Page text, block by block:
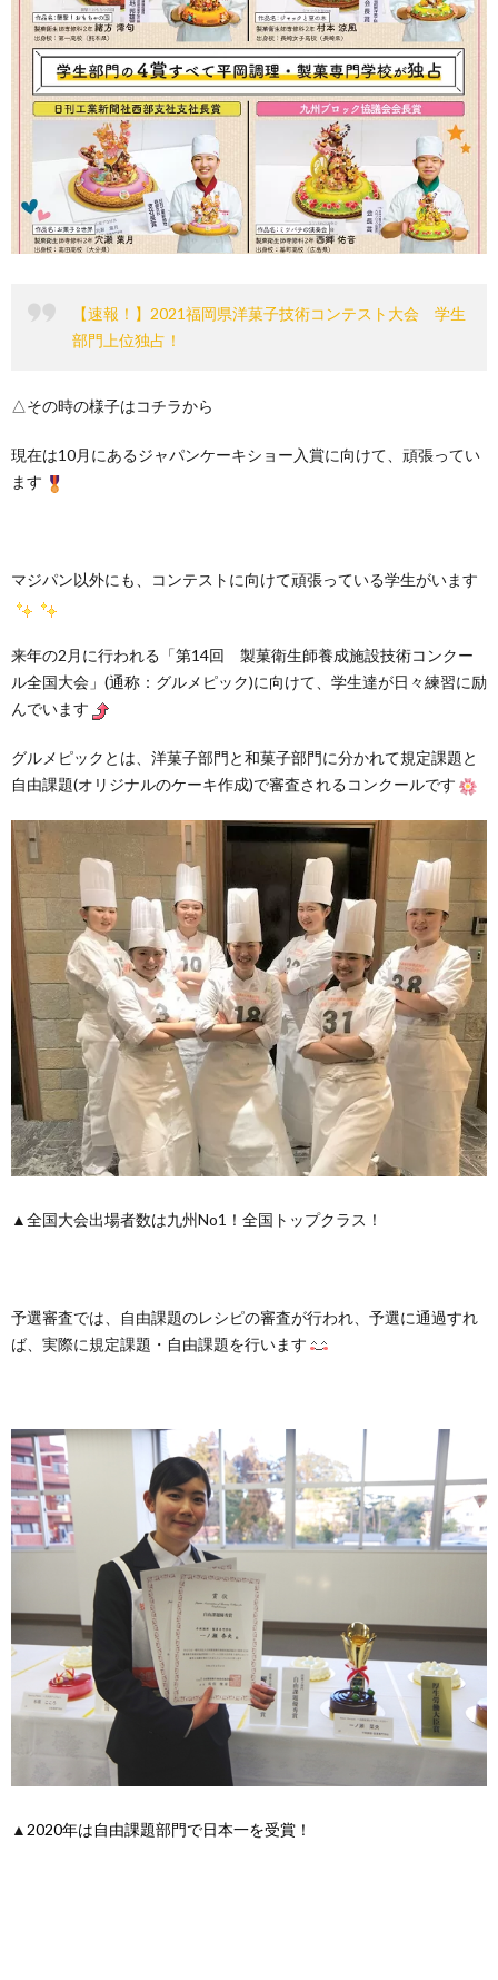
【速報！】2021福岡県洋菓子技術コンテスト大会 学生
部門上位独占！
△その時の様子はコチラから
現在は10月にあるジャパンケーキショー入賞に向けて、頑張ってい
ます
マジパン以外にも、コンテストに向けて頑張っている学生がいます
来年の2月に行われる「第14回 製菓衛生師養成施設技術コンクー
ル全国大会」(通称：グルメピック)に向けて、学生達が日々練習に励
んでいます
グルメピックとは、洋菓子部門と和菓子部門に分かれて規定課題と
自由課題(オリジナルのケーキ作成)で審査されるコンクールです
▲全国大会出場者数は九州No1！全国トップクラス！
予選審査では、自由課題のレシピの審査が行われ、予選に通過すれ
ば、実際に規定課題・自由課題を行います
▲ 2020年は自由課題部門で日本一を受賞！